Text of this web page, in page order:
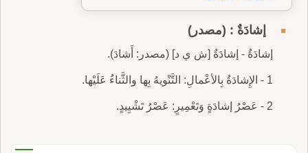
إشادَةٌ : (مصدر)
إشادَةٌ - إشادَةٌ [ش ي د] (مصدر: أَشادَ).
1 - الإِشادَةُ بِالأعْمالِ: التَّنْويهُ بِها والثَّناءُ عَلَيْها.
2 - عَصْرُ إشادَةٍ وَتَعْمِيرٍ: عَصْرُ تَشْيِيدٍ.